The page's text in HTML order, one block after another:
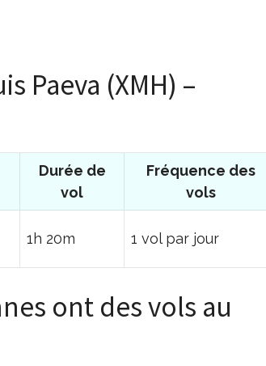
Paeva (XMH) –
Durée de
vol
Fréquence des
vols
1h 20m 1 vol par jour
ont des vols au